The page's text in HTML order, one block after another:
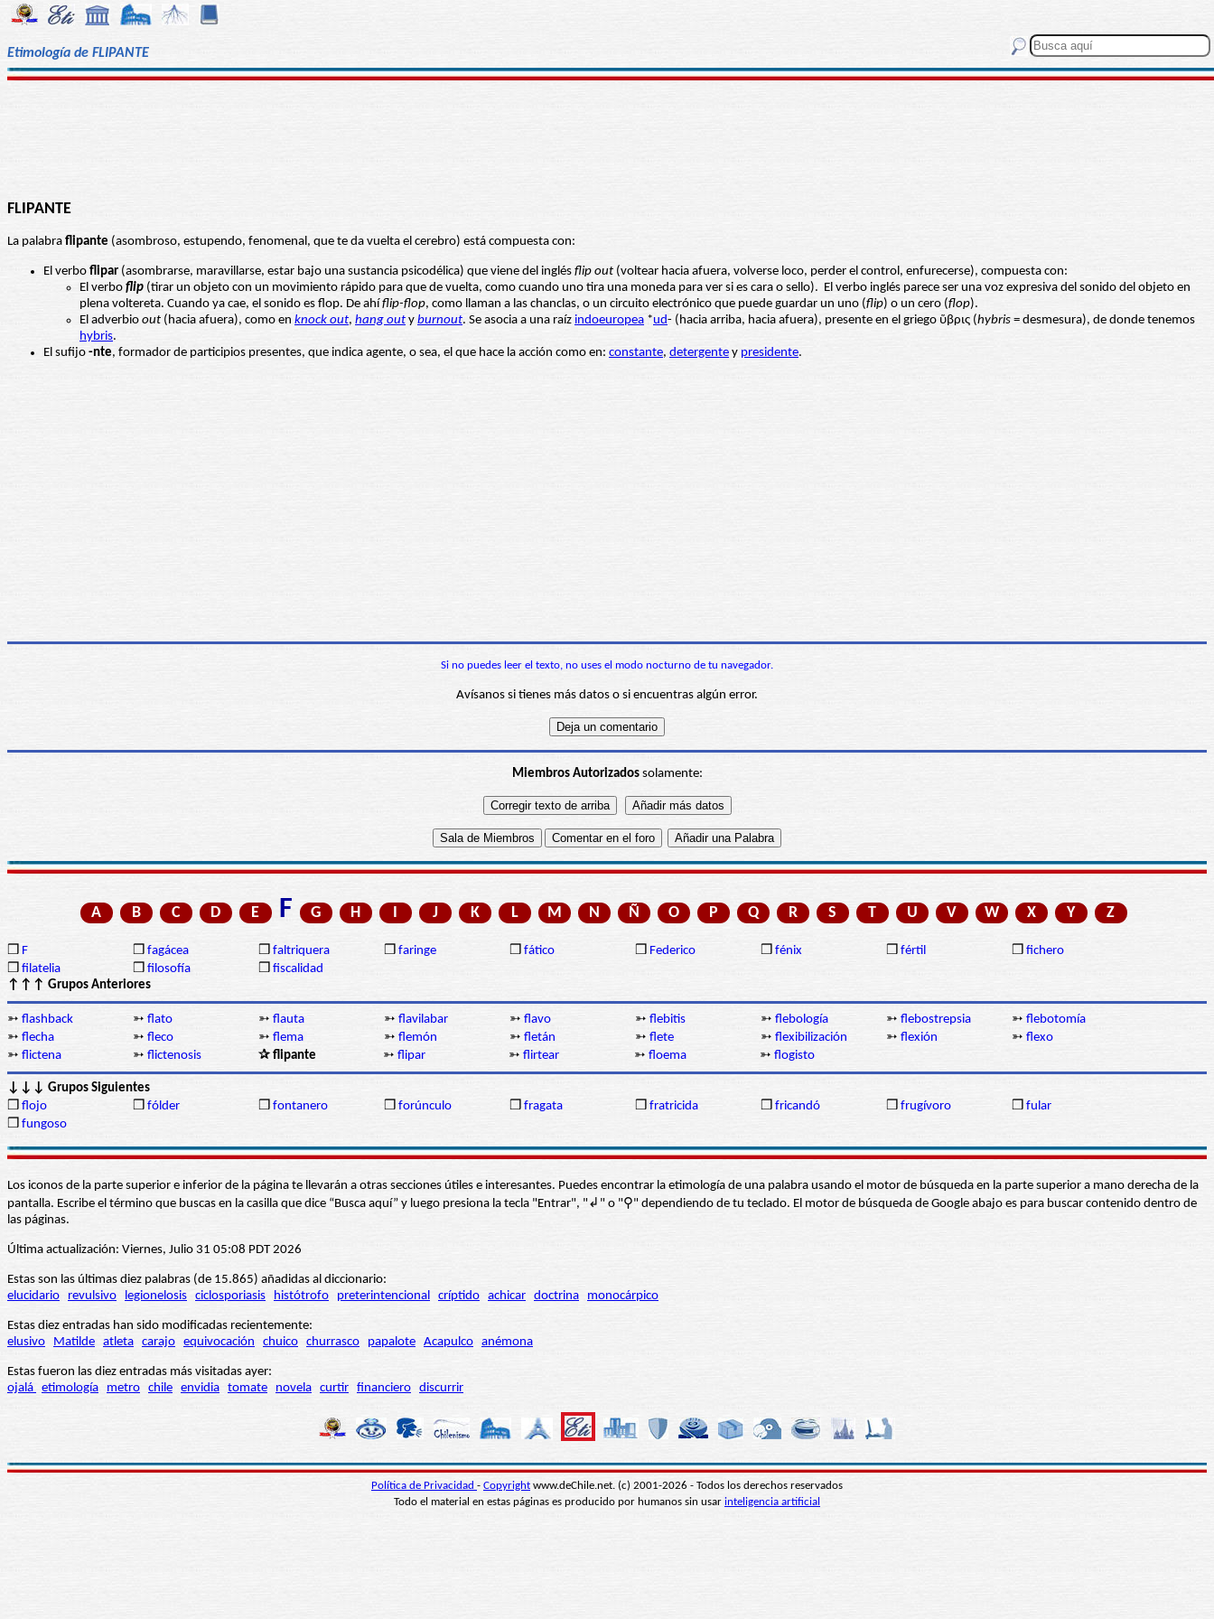
Etimología de FLIPANTE
FLIPANTE
La palabra flipante (asombroso, estupendo, fenomenal, que te da vuelta el cerebro) está compuesta con:
El verbo flipar (asombrarse, maravillarse, estar bajo una sustancia psicodélica) que viene del inglés flip out (voltear hacia afuera, volverse loco, perder el control, enfurecerse), compuesta con:
El verbo flip (tirar un objeto con un movimiento rápido para que de vuelta, como cuando uno tira una moneda para ver si es cara o sello). El verbo inglés parece ser una voz expresiva del sonido del objeto en
plena voltereta. Cuando ya cae, el sonido es flop. De ahí flip-flop, como llaman a las chanclas, o un circuito electrónico que puede guardar un uno (flip) o un cero (flop).
El adverbio out (hacia afuera), como en knock out, hang out y burnout. Se asocia a una raíz indoeuropea *ud- (hacia arriba, hacia afuera), presente en el griego ὕβρις (hybris = desmesura), de donde tenemos
hybris.
El sufijo -nte, formador de participios presentes, que indica agente, o sea, el que hace la acción como en: constante, detergente y presidente.
Si no puedes leer el texto, no uses el modo nocturno de tu navegador.
Avísanos si tienes más datos o si encuentras algún error.
Miembros Autorizadossolamente:
A B C D E F G H I J K L M N Ñ O P Q R S T U V W X Y Z
❒ F ❒ fagácea ❒ faltriquera ❒ faringe ❒ fático ❒ Federico ❒ fénix ❒ fértil ❒ fichero
❒ filatelia ❒ filosofía ❒ fiscalidad
↑↑↑ Grupos Anteriores
➳ flashback ➳ flato ➳ flauta ➳ flavilabar ➳ flavo ➳ flebitis ➳ flebología ➳ flebostrepsia ➳ flebotomía
➳ flecha ➳ fleco ➳ flema ➳ flemón ➳ fletán ➳ flete ➳ flexibilización ➳ flexión ➳ flexo
➳ flictena ➳ flictenosis ✰ flipante ➳ flipar ➳ flirtear ➳ floema ➳ flogisto
↓↓↓ Grupos Siguientes
❒ flojo ❒ fólder ❒ fontanero ❒ forúnculo ❒ fragata ❒ fratricida ❒ fricandó ❒ frugívoro ❒ fular
❒ fungoso
Los iconos de la parte superior e inferior de la página te llevarán a otras secciones útiles e interesantes. Puedes encontrar la etimología de una palabra usando el motor de búsqueda en la parte superior a mano derecha de la
pantalla. Escribe el término que buscas en la casilla que dice “Busca aquí” y luego presiona la tecla "Entrar", "↲" o "⚲" dependiendo de tu teclado. El motor de búsqueda de Google abajo es para buscar contenido dentro de
las páginas.
Última actualización: Viernes, Julio 31 05:08 PDT 2026
Estas son las últimas diez palabras (de 15.865) añadidas al diccionario:
elucidario
revulsivo legionelosis ciclosporiasis histótrofo preterintencional críptido achicar doctrina monocárpico
Estas diez entradas han sido modificadas recientemente:
elusivo
Matilde atleta carajo equivocación chuico churrasco papalote Acapulco anémona
Estas fueron las diez entradas más visitadas ayer:
ojalá etimología metro chile envidia tomate novela curtir financiero discurrir
Política de Privacidad - Copyright www.deChile.net. (c) 2001-2026 - Todos los derechos reservados
Todo el material en estas páginas es producido por humanos sin usar inteligencia artificial